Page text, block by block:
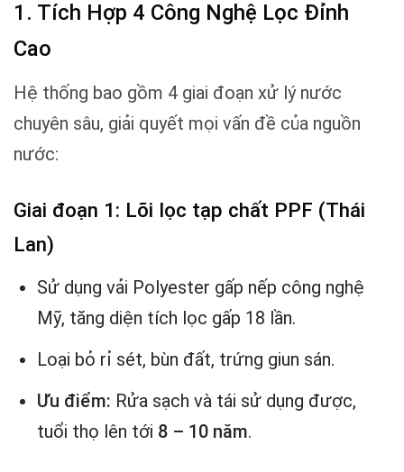
1. Tích Hợp 4 Công Nghệ Lọc Đỉnh
Cao
Hệ thống bao gồm 4 giai đoạn xử lý nước
chuyên sâu, giải quyết mọi vấn đề của nguồn
nước:
Giai đoạn 1: Lõi lọc tạp chất PPF (Thái
Lan)
Sử dụng vải Polyester gấp nếp công nghệ
Mỹ, tăng diện tích lọc gấp 18 lần.
Loại bỏ rỉ sét, bùn đất, trứng giun sán.
Ưu điểm: Rửa sạch và tái sử dụng được,
tuổi thọ lên tới 8 – 10 năm.